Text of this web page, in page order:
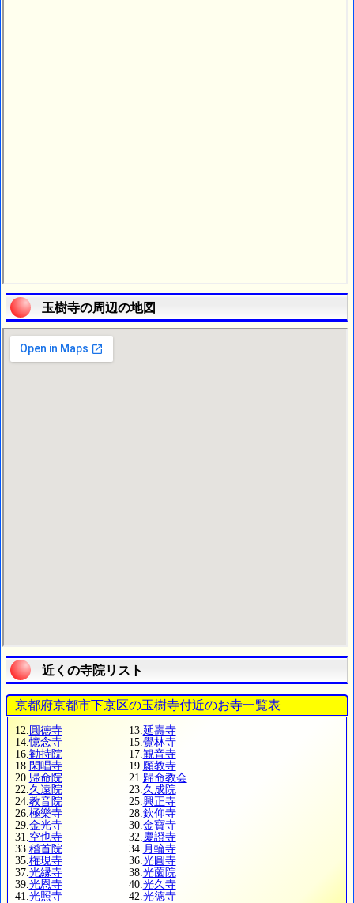
玉樹寺の周辺の地図
近くの寺院リスト
京都府京都市下京区の玉樹寺付近のお寺一覧表
12. 圓徳寺 13. 延壽寺
14.憶念寺 15. 覺林寺
16. 勧持院 17. 観音寺
18. 閑唱寺 19. 願教寺
20. 帰命院 21. 歸命教会
22. 久遠院 23. 久成院
24. 教音院 25. 興正寺
26. 極樂寺 28. 欽仰寺
29. 金光寺 30. 金寶寺
31. 空也寺 32. 慶證寺
33. 稽首院 34. 月輪寺
35. 権現寺 36. 光圓寺
37. 光縁寺 38. 光薗院
39. 光恩寺 40. 光久寺
41. 光照寺 42. 光徳寺